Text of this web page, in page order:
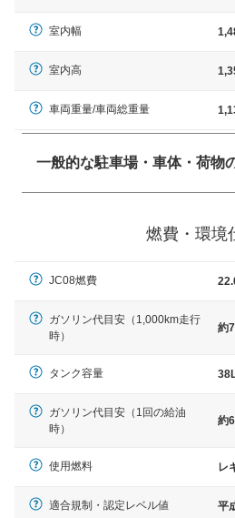
室内幅
室内高
車両重量/車両総重量
一般的な駐車場・車体・荷物
× 長さ 5,000mm 車路幅 5,000mm
燃費・環境
JC08燃費
ガソリン代目安（1,000km走行
時）
約
タンク容量
ガソリン代目安（1回の給油
時）
約
使用燃料 レ
適合規制・認定レベル値 平